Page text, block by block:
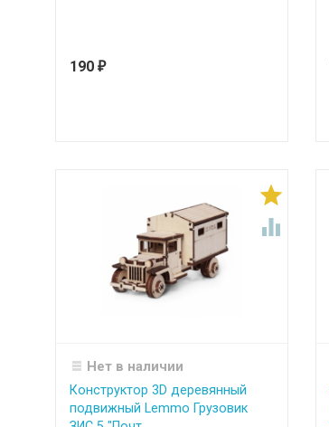
190 ₽


Нет в наличии
Конструктор 3D деревянный
подвижный Lemmo Грузовик